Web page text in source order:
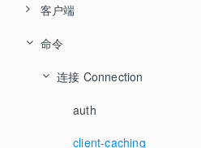
Hash
Set
ZSet
Bitmap
Lua脚本
事务
管道
GeoSpatial
持久化
客户端
hiredis
Jedis
spring-data-redis
命令
连接 Connection
auth
client-caching